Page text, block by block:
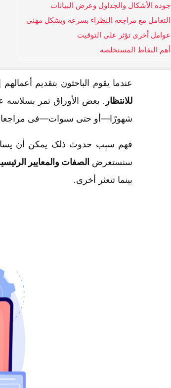
جوده الأشکال والجداول وعرض البیانات
التعامل مع مراجعه النظراء بسرعه وبشکل مهنی
عوامل أخرى تؤثر على التوقیت
أهم النقاط المستخلصه
عندما یقوم الباحثون بتقدیم
للانتظار . بعض الأوراق تمر بسلاسه
شهورًا—أو حتى سنوات—فی مراجعات
فهم سبب حدوث ذلک یمکن أن
سنستعرض الصفات والمعاییر
بینما تتعثر أخرى.